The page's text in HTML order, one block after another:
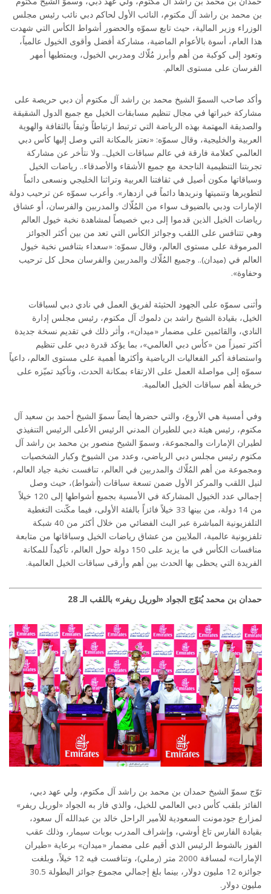
بن محمد بن راشد آل مكتوم، النائب الأول لحاكم دبي نائب رئيس مجلس
الوزراء وزير المالية، حيث تابع سموّه والحضور أشواط الكأس التي شهدت
هذا العام، أسوة بالأعوام الماضية، مشاركة أفضل وأقوى الخيول عالمياً،
وتعود إلى كوكبة من أهم وأبرز مُلّاك ومدربي الخيول، ويمتطيها أمهر
الفرسان على مستوى العالم.
وأكد صاحب السموّ الشيخ محمد بن راشد آل مكتوم أن دبي حريصة على
مشاركة خبراتها في مجال تنظيم مسابقات الخيل مع جميع الدول الشقيقة
والصديقة المهتمة بهذه الرياضة التي ترتبط ارتباطاً وثيقاً بالثقافة والهوية
العربية والخليجية، وقال سموّه: «نعتز بالمكانة التي وصل إليها كأس دبي
العالمي كعلامة فارقة في عالم سباقات الخيل.. ولا نتأخر عن مشاركة
تجربتنا التنظيمية الناجحة مع جميع الأشقاء والأصدقاء.. رياضات الخيل
وسباقاتها مكون أصيل في ثقافتنا العربية وتراثنا الخليجي ونسعى دائماً
لتطويرها وتنميتها ونريدها دائماً في ازدهار». وأعرب سموّه عن ترحيب دولة
الإمارات ودبي بالضيوف سواء من المُلّاك والمدربين والفرسان، أو عشاق
رياضات الخيل الذين قدموا إلى دبي خصيصاً لمشاهدة نخبة خيول العالم
وهي تتنافس على اللقب وجوائز الكأس التي تعد من بين أكثر الجوائز
المرموقة على مستوى العالم، وقال سموّه: «سعداء بتنافس نخبة خيول
العالم في (ميدان).. وجميع المُلّاك والمدربين والفرسان محل كل ترحيب
وحفاوة».
وأثنى سموّه على الجهود الحثيثة لفريق العمل في نادي دبي لسباقات
الخيل، بقيادة الشيخ راشد بن دلموك آل مكتوم، رئيس مجلس إدارة
النادي، والقائمين على مضمار «ميدان»، وأثر ذلك في تقديم نسخة جديدة
أكثر تميزاً من «كأس دبي العالمي»، بما يؤكد قدرة دبي على تنظيم
واستضافة أكبر الفعاليات الرياضية وأكثرها أهمية على مستوى العالم، داعياً
سموّه إلى مواصلة العمل على الارتقاء بمكانة الحدث، وتأكيد تميّزه على
خريطة أهم سباقات الخيل العالمية.
وفي أمسية هي الأروع، والتي حضرها أيضاً سموّ الشيخ أحمد بن سعيد آل
مكتوم، رئيس هيئة دبي للطيران المدني الرئيس الأعلى الرئيس التنفيذي
لطيران الإمارات والمجموعة، وسموّ الشيخ منصور بن محمد بن راشد آل
مكتوم رئيس مجلس دبي الرياضي، وعدد من الشيوخ وكبار الشخصيات
ومجموعة من أهم المُلّاك والمدربين في العالم، تنافست نخبة جياد العالم،
لنيل اللقب والمركز الأول ضمن تسعة سباقات (أشواط)، حيث وصل
إجمالي عدد الخيول المشاركة في الأمسية بجميع أشواطها إلى 120 خيلاً
من 14 دولة، من بينها 33 خيلاً فائزاً بالفئة الأولى، فيما مكّنت التغطية
التلفزيونية المباشرة عبر البث الفضائي من خلال أكثر من 40 شبكة
تلفزيونية عالمية، الملايين من عشاق رياضات الخيل وسباقاتها من متابعة
منافسات الكأس في ما يزيد على 150 دولة حول العالم، تأكيداً للمكانة
الفريدة التي يحظى بها الحدث بين أهم وأرقى سباقات الخيل العالمية.
حمدان بن محمد يُتوّج الجواد «لوريل ريفر» باللقب الـ 28
توّج سموّ الشيخ حمدان بن محمد بن راشد آل مكتوم، ولي عهد دبي،
الفائز بلقب كأس دبي العالمي للخيل، والذي فاز به الجواد «لوريل ريفر»
لمزارع جودمونت السعودية للأمير الراحل خالد بن عبدالله آل سعود،
بقيادة الفارس تاغ أوشي، وإشراف المدرب بوبات سيمار، وذلك عقب
الفوز بالشوط الرئيس الذي أقيم على مضمار «ميدان» برعاية «طيران
الإمارات» لمسافة 2000 متر (رملي)، وتنافست فيه 12 خيلاً، وبلغت
جوائزه 12 مليون دولار، بينما بلغ إجمالي مجموع جوائز البطولة 30.5
مليون دولار.